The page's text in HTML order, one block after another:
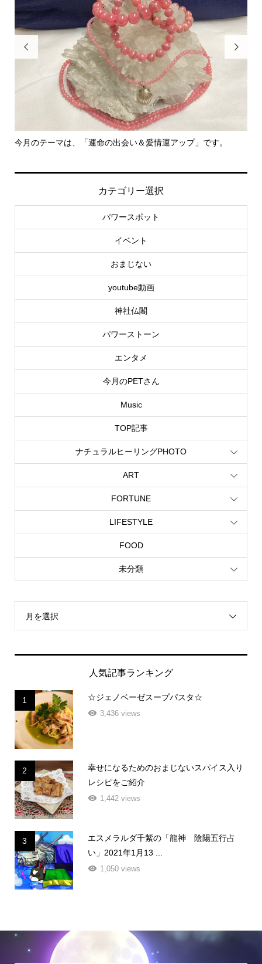

です。 里親さん募集中！

カテゴリー選択
パワースポット
イベント
おまじない
youtube動画
神社仏閣
パワーストーン
エンタメ
今月のPETさん
Music
TOP記事
ナチュラルヒーリングPHOTO
ART
FORTUNE
LIFESTYLE
FOOD
未分類
月を選択
人気記事ランキング
1 ☆ジェノベーゼスープパスタ☆
3,436 views
2
幸せになるためのおまじないスパイス入り
レシピをご紹介
1,442 views
3
エスメラルダ千紫の「龍神 陰陽五行占
い」2021年1月13 ...
1,050 views